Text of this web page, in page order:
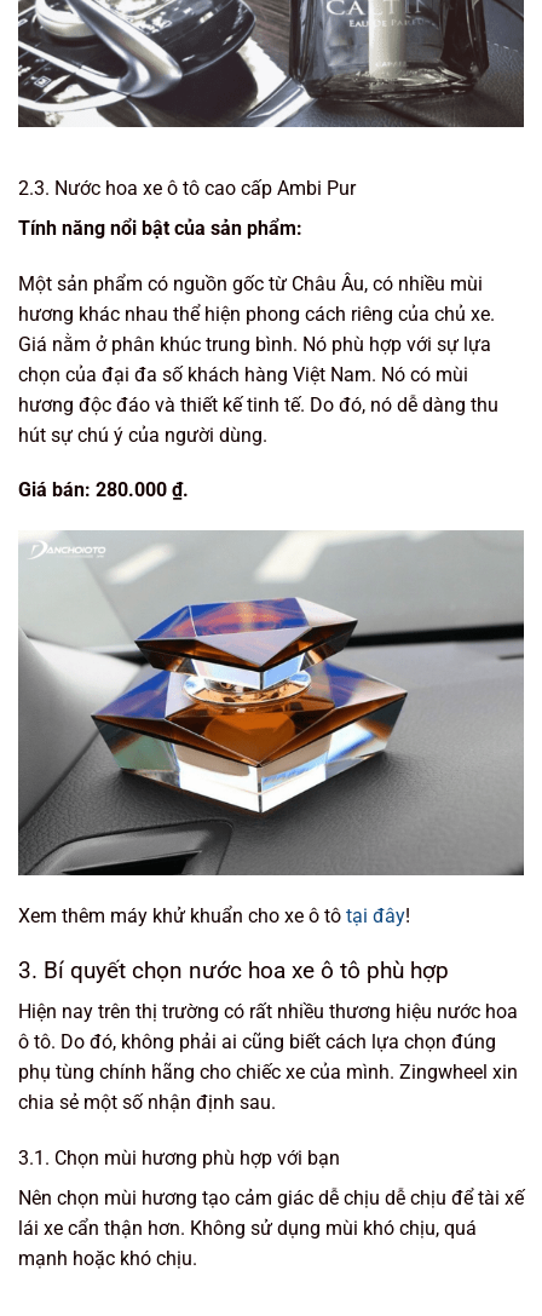
2.3. Nước hoa xe ô tô cao cấp Ambi Pur
Tính năng nổi bật của sản phẩm:
Một sản phẩm có nguồn gốc từ Châu Âu, có nhiều mùi
hương khác nhau thể hiện phong cách riêng của chủ xe.
Giá nằm ở phân khúc trung bình. Nó phù hợp với sự lựa
chọn của đại đa số khách hàng Việt Nam. Nó có mùi
hương độc đáo và thiết kế tinh tế. Do đó, nó dễ dàng thu
hút sự chú ý của người dùng.
Giá bán: 280.000 ₫.
Xem thêm máy khử khuẩn cho xe ô tô tại đây!
3. Bí quyết chọn nước hoa xe ô tô phù hợp
Hiện nay trên thị trường có rất nhiều thương hiệu nước hoa
ô tô. Do đó, không phải ai cũng biết cách lựa chọn đúng
phụ tùng chính hãng cho chiếc xe của mình. Zingwheel xin
chia sẻ một số nhận định sau.
3.1. Chọn mùi hương phù hợp với bạn
Nên chọn mùi hương tạo cảm giác dễ chịu dễ chịu để tài xế
lái xe cẩn thận hơn. Không sử dụng mùi khó chịu, quá
mạnh hoặc khó chịu.